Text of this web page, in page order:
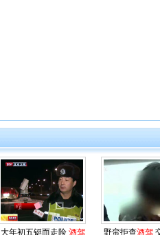
大年初五铤而走险 酒驾
野蛮拒查酒驾